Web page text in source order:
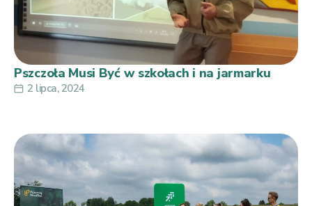
Pszczoła Musi Być w szkołach i na jarmarku
2 lipca, 2024